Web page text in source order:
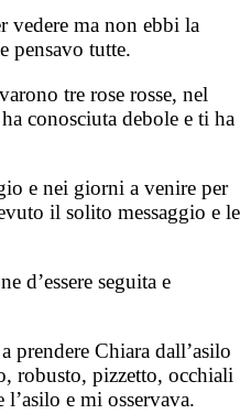
vedere ma non ebbi la
pensavo tutte.
tre rose rosse, nel
conosciuta debole e ti ha
e nei giorni a venire per
il solito messaggio e le
d’essere seguita e
prendere Chiara dall’asilo
robusto, pizzetto, occhiali
e mi osservava.